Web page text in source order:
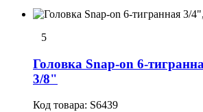
5
Головка Snap-on 6-
3/8"
Код товара: S6439